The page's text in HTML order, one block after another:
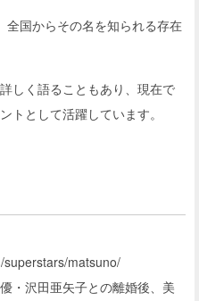
全国からその名を知られる存在
しく語ることもあり、現在で
トとして活躍しています。
superstars/matsuno/
・沢田亜矢子との離婚後、美